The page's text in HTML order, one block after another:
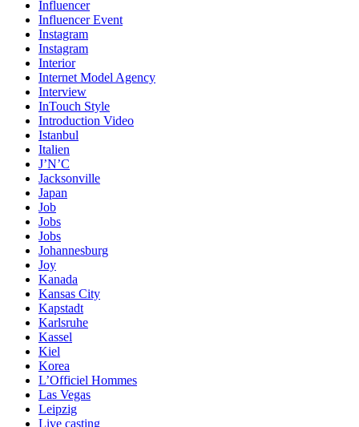
Influencer
Influencer Event
Instagram
Instagram
Interior
Internet Model Agency
Interview
InTouch Style
Introduction Video
Istanbul
Italien
J’N’C
Jacksonville
Japan
Job
Jobs
Jobs
Johannesburg
Joy
Kanada
Kansas City
Kapstadt
Karlsruhe
Kassel
Kiel
Korea
L’Officiel Hommes
Las Vegas
Leipzig
Live casting